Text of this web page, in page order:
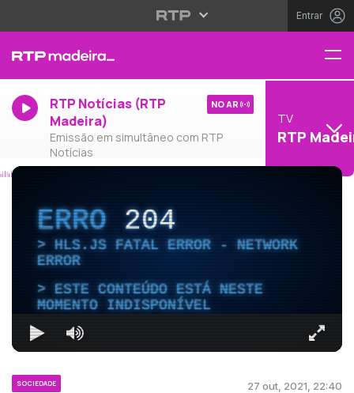
Entrar
RTP Notícias (RTP
Madeira)
Emissão em simultâneo com RTP
Notícias
NO AR
TV
RTP
ERRO204
HLS.JS FATAL ERROR - NETWORK
ERROR
ESTE CONTEÚDO ESTÁ NESTE
MOMENTO INDISPONÍVEL
SOCIEDADE 27 out, 2021, 22:40